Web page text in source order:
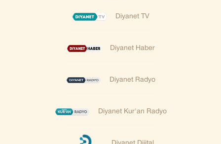
Diyanet TV
Diyanet Haber
Diyanet Radyo
Diyanet Kur'an Radyo